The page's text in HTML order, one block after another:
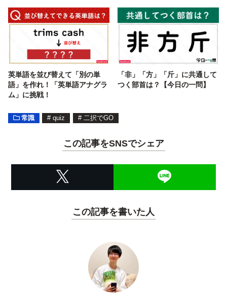
英単語を並び替えて「別の単
語」を作れ！「英単語アナグラ
ム」に挑戦！
「非」「方」「斤」に共通して
つく部首は？【今日の一問】
常識 # quiz # 二択でGO
この記事をSNSでシェア
この記事を書いた人